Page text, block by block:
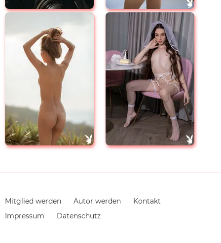
Navigation
überspringen
Mitglied werden Autor werden
Kontakt
Impressum
Datenschutz